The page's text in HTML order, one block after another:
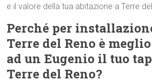
e il valore della tua abitazione a Terre
Perché per
Terre del Reno è
ad un Eugenio il tuo
Terre del Reno?